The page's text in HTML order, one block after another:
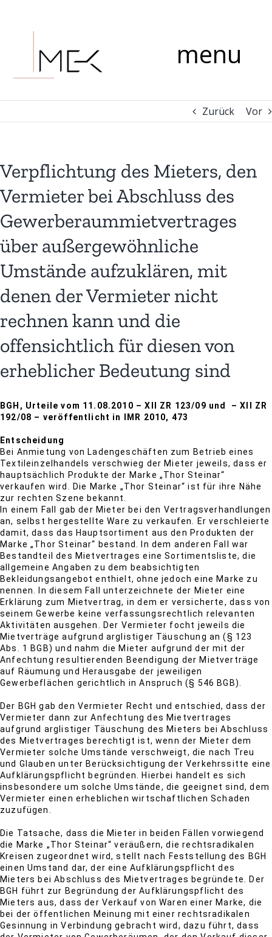
menu
Zurück Vor
Verpflichtung des Mieters, den
Vermieter bei Abschluss des
Gewerberaummietvertrages
über außergewöhnliche
Umstände aufzuklären, mit
denen der Vermieter nicht
rechnen kann und die
offensichtlich für diesen von
erheblicher Bedeutung sind
BGH, Urteile vom 11.08.2010 – XII ZR 123/09 und – XII ZR
192/08 – veröffentlicht in IMR 2010, 473
Entscheidung
Bei Anmietung von Ladengeschäften zum Betrieb eines
Textileinzelhandels verschwieg der Mieter jeweils, dass er
hauptsächlich Produkte der Marke „Thor Steinar“
verkaufen wird. Die Marke „Thor Steinar“ ist für ihre Nähe
zur rechten Szene bekannt.
In einem Fall gab der Mieter bei den Vertragsverhandlungen
an, selbst hergestellte Ware zu verkaufen. Er verschleierte
damit, dass das Hauptsortiment aus den Produkten der
Marke „Thor Steinar“ bestand. In dem anderen Fall war
Bestandteil des Mietvertrages eine Sortimentsliste, die
allgemeine Angaben zu dem beabsichtigten
Bekleidungsangebot enthielt, ohne jedoch eine Marke zu
nennen. In diesem Fall unterzeichnete der Mieter eine
Erklärung zum Mietvertrag, in dem er versicherte, dass von
seinem Gewerbe keine verfassungsrechtlich relevanten
Aktivitäten ausgehen. Der Vermieter focht jeweils die
Mietverträge aufgrund arglistiger Täuschung an (§ 123
Abs. 1 BGB) und nahm die Mieter aufgrund der mit der
Anfechtung resultierenden Beendigung der Mietverträge
auf Räumung und Herausgabe der jeweiligen
Gewerbeflächen gerichtlich in Anspruch (§ 546 BGB).
Der BGH gab den Vermieter Recht und entschied, dass der
Vermieter dann zur Anfechtung des Mietvertrages
aufgrund arglistiger Täuschung des Mieters bei Abschluss
des Mietvertrages berechtigt ist, wenn der Mieter dem
Vermieter solche Umstände verschweigt, die nach Treu
und Glauben unter Berücksichtigung der Verkehrssitte eine
Aufklärungspflicht begründen. Hierbei handelt es sich
insbesondere um solche Umstände, die geeignet sind, dem
Vermieter einen erheblichen wirtschaftlichen Schaden
zuzufügen.
Die Tatsache, dass die Mieter in beiden Fällen vorwiegend
die Marke „Thor Steinar“ veräußern, die rechtsradikalen
Kreisen zugeordnet wird, stellt nach Feststellung des BGH
einen Umstand dar, der eine Aufklärungspflicht des
Mieters bei Abschluss des Mietvertrages begründete. Der
BGH führt zur Begründung der Aufklärungspflicht des
Mieters aus, dass der Verkauf von Waren einer Marke, die
bei der öffentlichen Meinung mit einer rechtsradikalen
Gesinnung in Verbindung gebracht wird, dazu führt, dass